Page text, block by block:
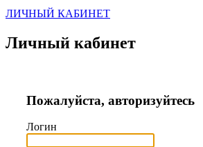
ЛИЧНЫЙ КАБИНЕТ
Личный кабинет
Пожалуйста, авторизуйтесь
Логин